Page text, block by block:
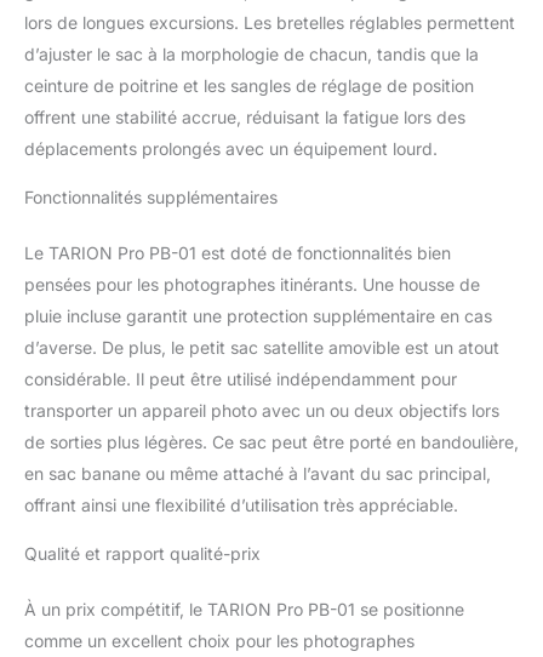
portables fins jusqu'à
15,6 pouces.
【RÉSISTANT AUX
CHOCS, À L'ABRASION
ET AUX
INTEMÉTÉRIES】 Le
protection épais à
chocs et indéformable,
contribue à protéger
vos objectifs. Le nylon
haute densité, qui
présente des propriétés
anti-déchirure et
résistantes à l'eau, offre
une protection contre les
intempéries grâce à une
housse de pluie
ERGONOMIQUE DU
rembourré en maille
lors de longues excursions. Les bretelles réglables permettent
d’ajuster le sac à la morphologie de chacun, tandis que la
ceinture de poitrine et les sangles de réglage de position
offrent une stabilité accrue, réduisant la fatigue lors des
déplacements prolongés avec un équipement lourd.
Fonctionnalités supplémentaires
Le TARION Pro PB-01 est doté de fonctionnalités bien
pensées pour les photographes itinérants. Une housse de
pluie incluse garantit une protection supplémentaire en cas
d’averse. De plus, le petit sac satellite amovible est un atout
considérable. Il peut être utilisé indépendamment pour
transporter un appareil photo avec un ou deux objectifs lors
de sorties plus légères. Ce sac peut être porté en bandoulière,
en sac banane ou même attaché à l’avant du sac principal,
offrant ainsi une flexibilité d’utilisation très appréciable.
Qualité et rapport qualité-prix
À un prix compétitif, le TARION Pro PB-01 se positionne
comme un excellent choix pour les photographes